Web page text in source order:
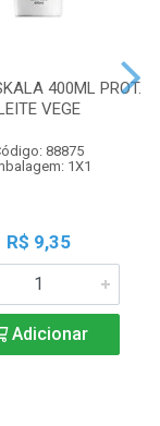
400ML PROT.
VEGE
88875
1X1
R$ 9,35
Adicionar